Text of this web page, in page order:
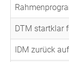
DTM startklar
IDM zurück